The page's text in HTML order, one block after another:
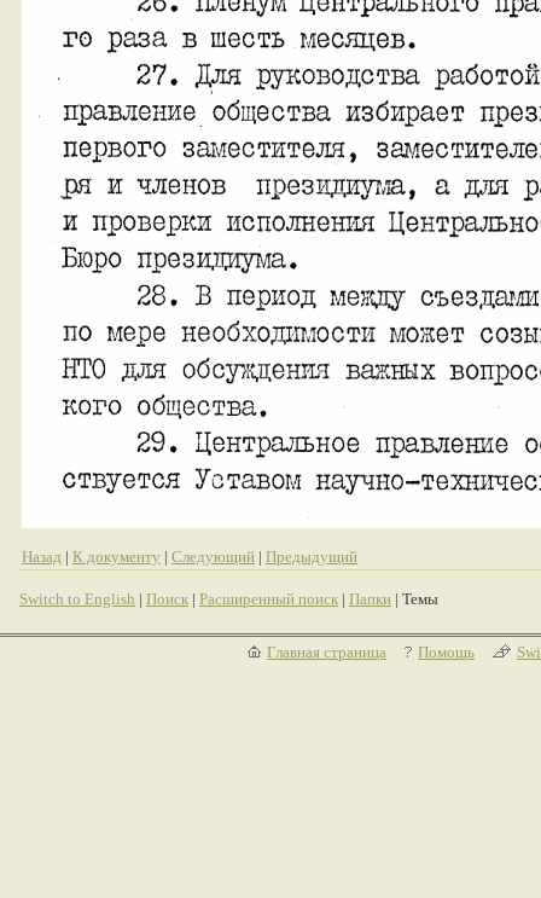
Назад | К документу | Следующий | Предыдущий
Switch to English | Поиск | Расширенный поиск | Папки | Темы
Главная страница Помощь